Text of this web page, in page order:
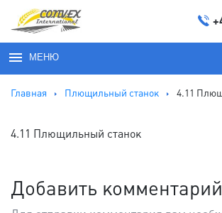
МЕНЮ
Главная Плющильный станок 4.11
4.11 Плющильный станок
Добавить комментарий